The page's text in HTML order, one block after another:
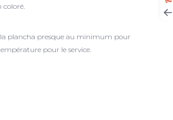
coloré.
la plancha presque au minimum pour
pour le service.